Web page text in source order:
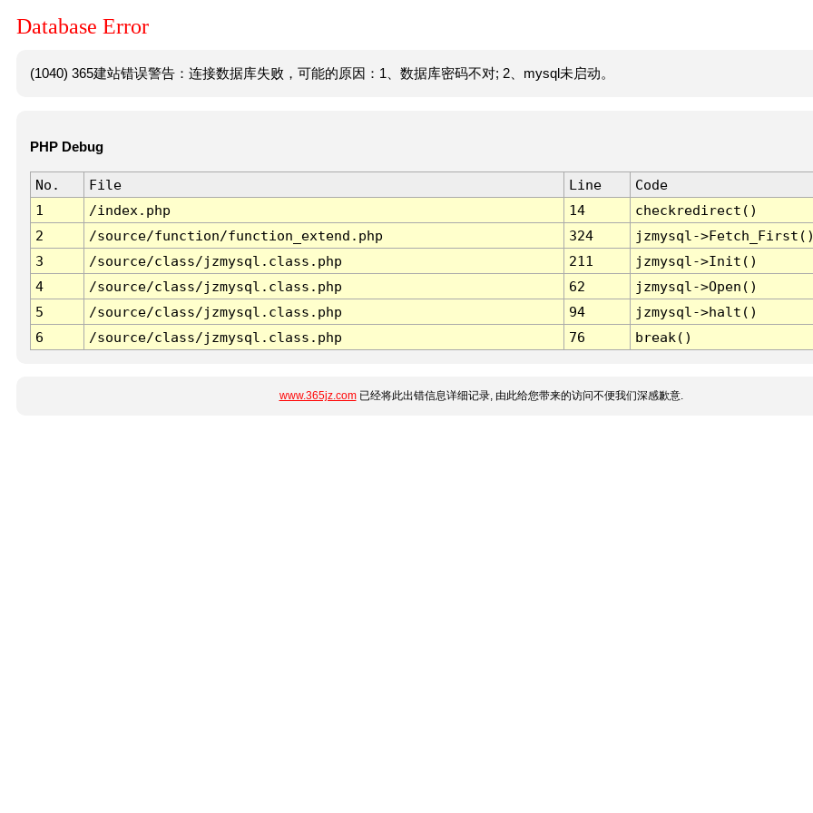
Database Error
(1040) 365建站错误警告：连接数据库失败，可能的原因：1、数据库密码不对; 2、mysql未启动。
PHP Debug
No. File Line
Code
1
/index.php 14
checkredirect()
2
/source/function/function_extend.php 324
jzmysql-
3
/source/class/jzmysql.class.php 211
jzmysql->Init()
4
/source/class/jzmysql.class.php 62
jzmysql->Open()
5
/source/class/jzmysql.class.php 94
jzmysql->halt()
6
/source/class/jzmysql.class.php 76 break()
www.365jz.com已经将此出错信息详细记录, 由此给您带来的访问不便我们深感歉意.